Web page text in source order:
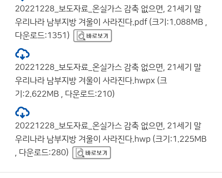
20221228_보도자료_온실가스 감축 없으면, 21세기 말
우리나라 남부지방 겨울이 사라진다.pdf (크기:1.088MB ,
다운로드:1351)
20221228_보도자료_온실가스 감축 없으면, 21세기 말
우리나라 남부지방 겨울이 사라진다.hwpx (크
기:2.622MB , 다운로드:210)
20221228_보도자료_온실가스 감축 없으면, 21세기 말
우리나라 남부지방 겨울이 사라진다.hwp (크기:1.225MB
, 다운로드:280)